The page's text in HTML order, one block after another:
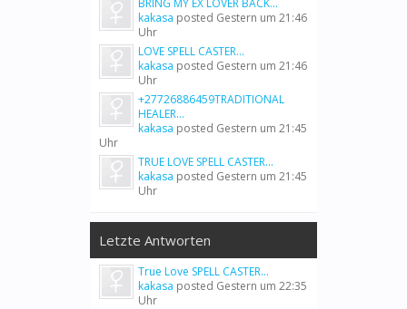
BRING MY EX LOVER BACK...
kakasa posted Gestern um 21:46
Uhr
LOVE SPELL CASTER...
kakasa posted Gestern um 21:46
Uhr
+27726886459TRADITIONAL
HEALER...
kakasa posted Gestern um 21:45
Uhr
TRUE LOVE SPELL CASTER...
kakasa posted Gestern um 21:45
Uhr
Letzte Antworten
True Love SPELL CASTER...
kakasa posted Gestern um 22:35
Uhr